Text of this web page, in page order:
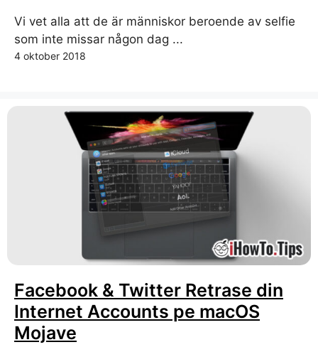
Vi vet alla att de är människor beroende av selfie
som inte missar någon dag ...
4 oktober 2018
Facebook & Twitter Retrase din
Internet Accounts pe macOS
Mojave